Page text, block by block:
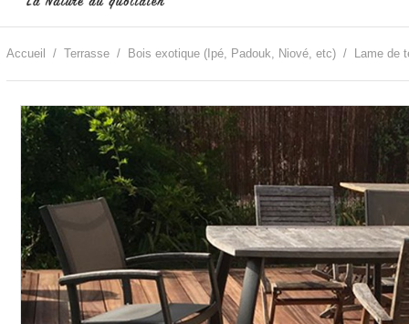
Accueil Terrasse Bois exotique (Ipé, Padouk, Niové, etc) Lame de